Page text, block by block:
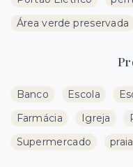
Área verde preservada
Banco Escola
Farmácia
Igreja
Supermercado
praia